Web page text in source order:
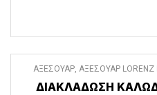
ΑΞΕΣΟΥΑΡ, ΑΞΕΣΟΥΑΡ LORENZ
ΔΙΑΚΛΆΔΩΣΗ